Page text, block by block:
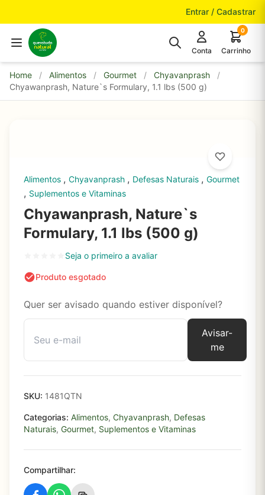
Entrar / Cadastrar
Conta
0
Carrinho
Home / Alimentos / Gourmet / Chyavanprash
/
Chyawanprash, Nature`s Formulary, 1.1 lbs (500 g)
Alimentos , Chyavanprash , Defesas Naturais , Gourmet
, Suplementos e Vitaminas
Chyawanprash, Nature`s
Formulary, 1.1 lbs (500 g)
Seja o primeiro a avaliar
Produto esgotado
Quer ser avisado quando estiver disponível?
Avisar-
me
SKU: 1481QTN
Categorias: Alimentos, Chyavanprash, Defesas
Naturais, Gourmet, Suplementos e Vitaminas
Compartilhar: